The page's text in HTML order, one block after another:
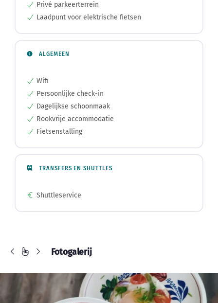
Privé parkeerterrein
Laadpunt voor elektrische fietsen
ALGEMEEN
Wifi
Persoonlijke check-in
Dagelijkse schoonmaak
Rookvrije accommodatie
Fietsenstalling
TRANSFERS EN SHUTTLES
Shuttleservice
Fotogalerij